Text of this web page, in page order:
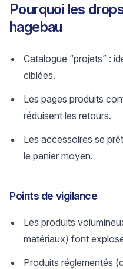
Pourquoi les
hagebau
Catalogue “projets” :
ciblées.
Les pages produits
réduisent les retours.
Les accessoires se
le panier moyen.
Points de vigilance
Les produits
matériaux) font
Produits réglementés